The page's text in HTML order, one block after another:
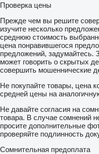
Проверка цены
Прежде чем вы решите
изучите несколько
среднюю стоимость
цена понравившегося
предложений, задумайтесь.
может говорить о скрытых
совершить мошеннические
Не покупайте товары, цена
средней цены на
Не давайте согласия на
товара. В случае сомнений
просите дополнительные
проверяйте подлинность
Сомнительная предоплата